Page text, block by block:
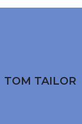
TOM TAILOR